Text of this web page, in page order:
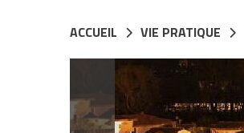
ACCUEIL VIE PRATIQUE